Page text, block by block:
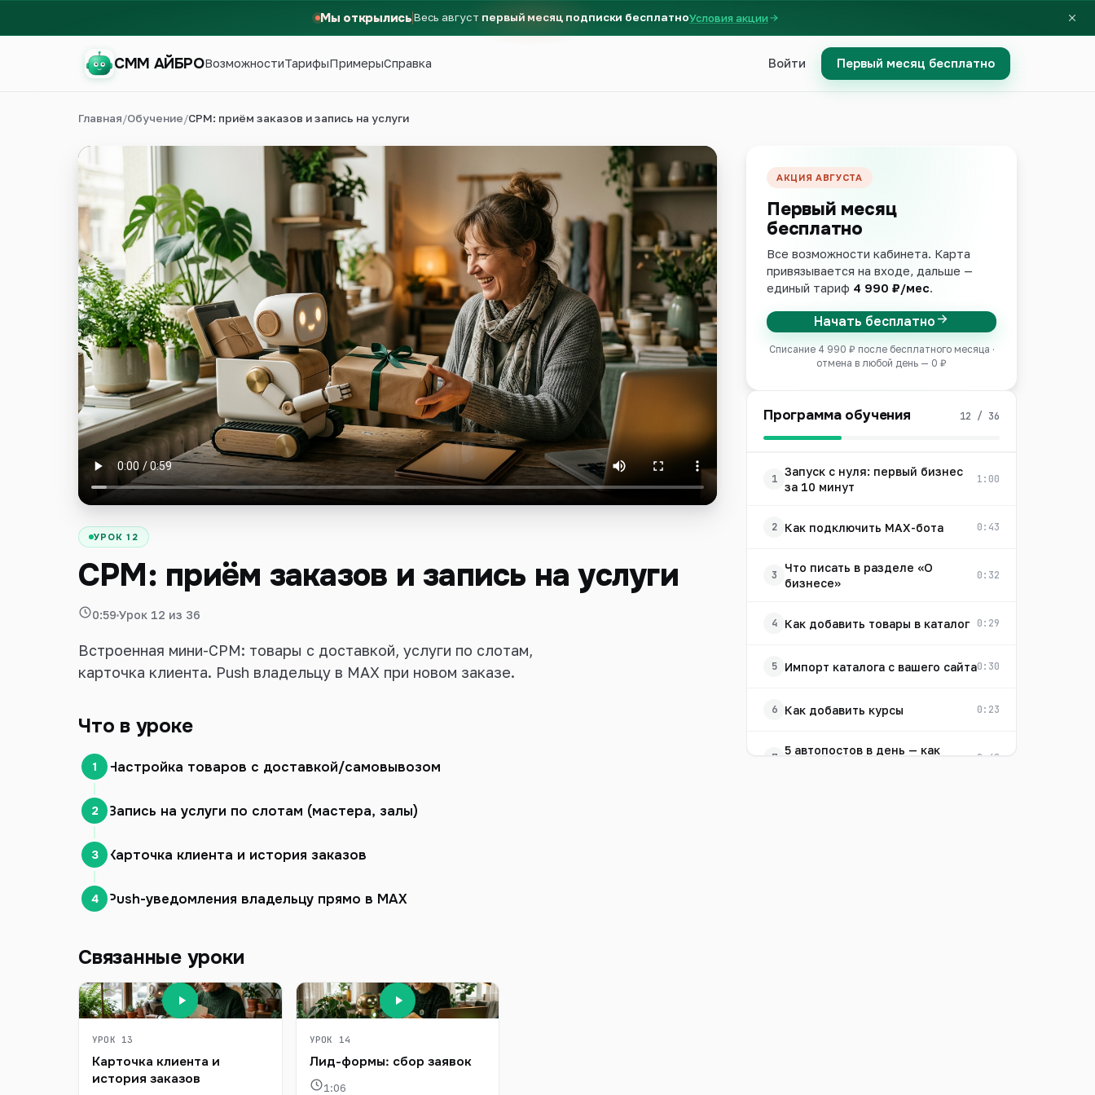
Мы открылисьВесь август первый месяц подписки бесплатноУсловия акции
СММ АЙБРОВозможностиТарифыПримерыСправка Войти Первый месяц бесплатно
СММ АЙБРО
Первый месяц бесплатно
Войти
Главная/Обучение/СРМ: приём заказов и запись на услуги
УРОК 12
СРМ: приём заказов и запись на услуги
0:59 Урок 12 из 36
Встроенная мини-СРМ: товары с доставкой, услуги по слотам,
карточка клиента. Push владельцу в MAX при новом заказе.
Что в уроке
1 Настройка товаров с доставкой/самовывозом
2 Запись на услуги по слотам (мастера, залы)
3 Карточка клиента и история заказов
4 Push-уведомления владельцу прямо в MAX
Связанные уроки
УРОК 13
Карточка клиента и
история заказов
УРОК 14
Лид-формы: сбор заявок
1:06
АКЦИЯ АВГУСТА
Первый месяц
бесплатно
Все возможности кабинета. Карта
привязывается на входе, дальше —
единый тариф 4 990 ₽/мес.
Начать бесплатно
Списание 4 990 ₽ после бесплатного месяца ·
отмена в любой день — 0 ₽
Программа обучения 12 / 36
1
Запуск с нуля: первый бизнес
за 10 минут
1:00
2 Как подключить MAX-бота 0:43
3
Что писать в разделе «О
бизнесе»
0:32
4 Как добавить товары в каталог 0:29
5 Импорт каталога с вашего сайта0:30
6 Как добавить курсы 0:23
7
5 автопостов в день — как
0:48